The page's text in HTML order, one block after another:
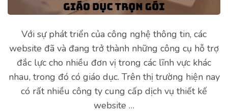
Với sự phát triển của công nghệ thông tin, các
website đã và đang trở thành những công cụ hỗ trợ
đắc lực cho nhiều đơn vị trong các lĩnh vực khác
nhau, trong đó có giáo dục. Trên thị trường hiện nay
có rất nhiều công ty cung cấp dịch vụ thiết kế
website …